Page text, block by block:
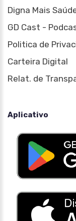
Digna Mais
GD Cast -
Politica de
Carteira Digital
Relat. de
Aplicativo